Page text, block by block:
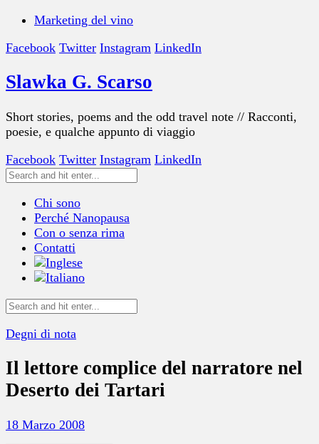
Marketing del vino
Facebook Twitter Instagram LinkedIn
Slawka G. Scarso
Short stories, poems and the odd travel note // Racconti,
poesie, e qualche appunto di viaggio
Facebook Twitter Instagram LinkedIn
Chi sono
Perché Nanopausa
Con o senza rima
Contatti
Degni di nota
Il lettore complice del narratore nel
Deserto dei Tartari
18 Marzo 2008